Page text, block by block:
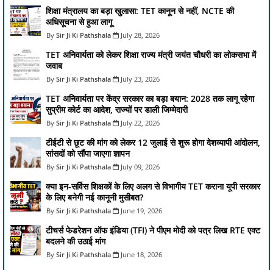
शिक्षा मंत्रालय का बड़ा खुलासा: TET कानून से नहीं, NCTE की
अधिसूचना से हुआ लागू
Sir Ji Ki Pathshala July 28, 2026
TET अनिवार्यता को लेकर शिक्षा राज्य मंत्री जयंत चौधरी का लोकसभा में
जवाब
Sir Ji Ki Pathshala July 23, 2026
TET अनिवार्यता पर केंद्र सरकार का बड़ा बयान: 2028 तक लागू रहेगा
सुप्रीम कोर्ट का आदेश, राज्यों पर डाली जिम्मेदारी
Sir Ji Ki Pathshala July 22, 2026
टीईटी से छूट की मांग को लेकर 12 जुलाई से शुरू होगा देशव्यापी आंदोलन,
सांसदों को सौंपा जाएगा ज्ञापन
Sir Ji Ki Pathshala July 09, 2026
क्या इन-सर्विस शिक्षकों के लिए अलग से विभागीय TET कराना यूपी सरकार
के लिए बनेगी नई कानूनी मुसीबत?
Sir Ji Ki Pathshala June 19, 2026
टीचर्स फेडरेशन ऑफ इंडिया (TFI) ने पीएम मोदी को पत्र लिख RTE एक्ट
बदलने की उठाई मांग
Sir Ji Ki Pathshala June 18, 2026